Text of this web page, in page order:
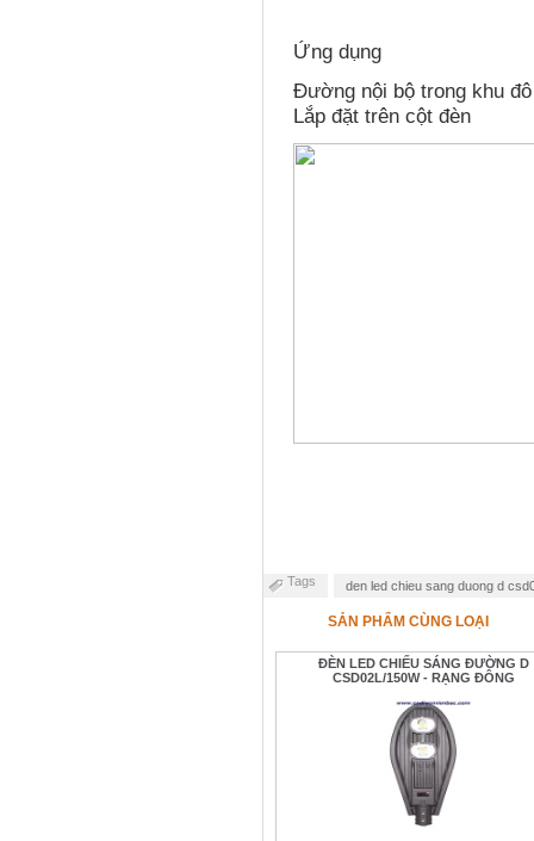
Ứng dụng
Đường nội bộ trong khu
Lắp đặt trên cột đèn
Tags den led chieu sang duong d
SẢN PHẨM CÙNG LOẠI
ĐÈN LED CHIẾU SÁNG ĐƯỜNG D
CSD02L/150W - RẠNG ĐÔNG